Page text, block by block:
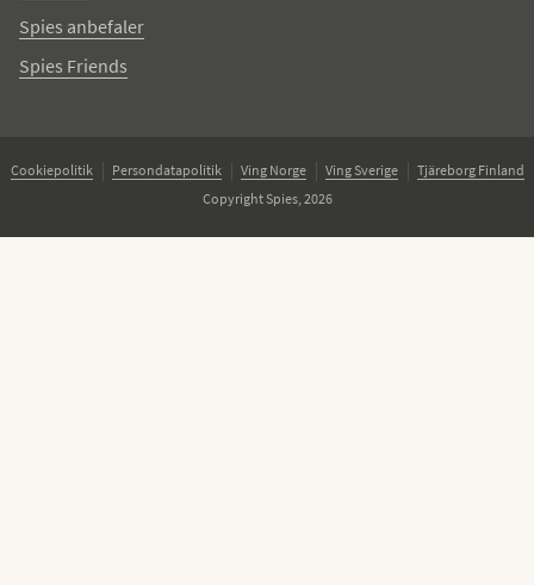
Spies anbefaler
Spies Friends
Cookiepolitik Persondatapolitik Ving Norge Ving Sverige
Tjäreborg Finland
Copyright Spies, 2026